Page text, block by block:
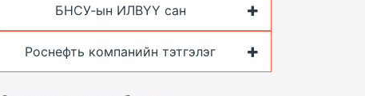
БНСУ-ын ИЛВҮҮ сан
Роснефть компанийн тэтгэлэг